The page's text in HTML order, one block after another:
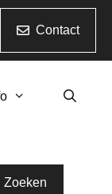
Contact
Zoeken